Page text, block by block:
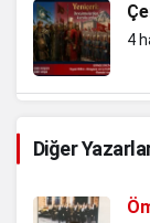
4
Diğer